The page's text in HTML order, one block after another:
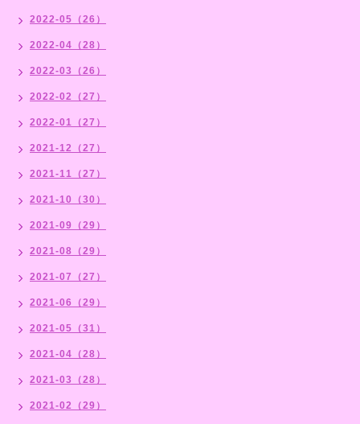
2022-05（26）
2022-04（28）
2022-03（26）
2022-02（27）
2022-01（27）
2021-12（27）
2021-11（27）
2021-10（30）
2021-09（29）
2021-08（29）
2021-07（27）
2021-06（29）
2021-05（31）
2021-04（28）
2021-03（28）
2021-02（29）